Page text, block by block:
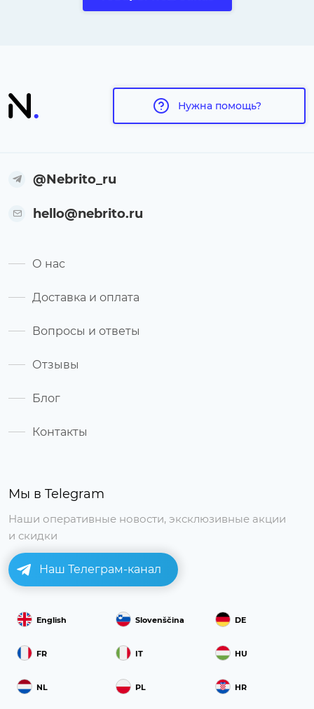
Нужна помощь?
Мы в Telegram
Наши оперативные новости, эксклюзивные акции
и скидки
Наш Телеграм-канал
English Slovenščina DE
FR IT HU
NL PL HR
@Nebrito_ru
hello@nebrito.ru
О нас
Доставка и оплата
Вопросы и ответы
Отзывы
Блог
Контакты